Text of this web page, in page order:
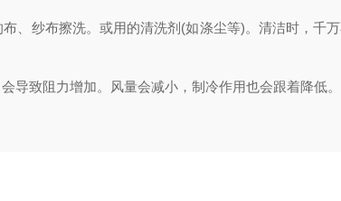
纱布擦洗。或用的清洗剂(如涤尘等)。清洁时，千
致阻力增加。风量会减小，制冷作用也会跟着降低。